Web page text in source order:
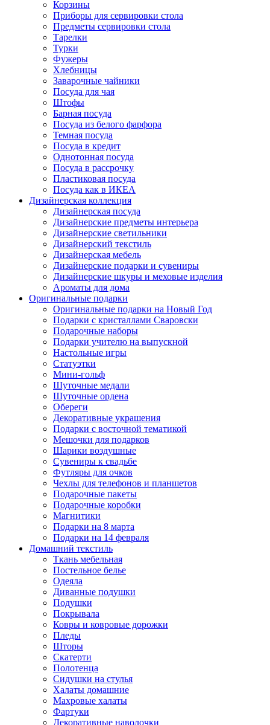
Корзины
Приборы для сервировки стола
Предметы сервировки стола
Тарелки
Турки
Фужеры
Хлебницы
Заварочные чайники
Посуда для чая
Штофы
Барная посуда
Посуда из белого фарфора
Темная посуда
Посуда в кредит
Однотонная посуда
Посуда в рассрочку
Пластиковая посуда
Посуда как в ИКЕА
Дизайнерская коллекция
Дизайнерская посуда
Дизайнерские предметы интерьера
Дизайнерские светильники
Дизайнерский текстиль
Дизайнерская мебель
Дизайнерские подарки и сувениры
Дизайнерские шкуры и меховые изделия
Ароматы для дома
Оригинальные подарки
Оригинальные подарки на Новый Год
Подарки с кристаллами Сваровски
Подарочные наборы
Подарки учителю на выпускной
Настольные игры
Статуэтки
Мини-гольф
Шуточные медали
Шуточные ордена
Обереги
Декоративные украшения
Подарки с восточной тематикой
Мешочки для подарков
Шарики воздушные
Сувениры к свадьбе
Футляры для очков
Чехлы для телефонов и планшетов
Подарочные пакеты
Подарочные коробки
Магнитики
Подарки на 8 марта
Подарки на 14 февраля
Домашний текстиль
Ткань мебельная
Постельное белье
Одеяла
Диванные подушки
Подушки
Покрывала
Ковры и ковровые дорожки
Пледы
Шторы
Скатерти
Полотенца
Сидушки на стулья
Халаты домашние
Махровые халаты
Фартуки
Декоративные наволочки